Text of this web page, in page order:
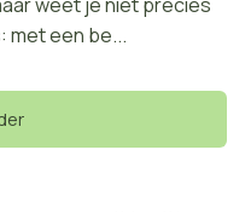
met een be...